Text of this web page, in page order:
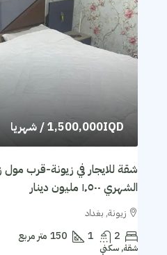
1,500,000IQD/ شهريا
الشهري ١٬٥٠٠ مليون دينار
زيونة, بغداد
2
1
150 متر مربع
شقة, سكني